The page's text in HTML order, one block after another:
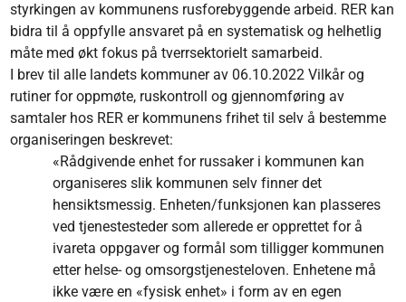
styrkingen av kommunens rusforebyggende arbeid. RER kan
bidra til å oppfylle ansvaret på en systematisk og helhetlig
måte med økt fokus på tverrsektorielt samarbeid.
I brev til alle landets kommuner av 06.10.2022 Vilkår og
rutiner for oppmøte, ruskontroll og gjennomføring av
samtaler hos RER er kommunens frihet til selv å bestemme
organiseringen beskrevet:
«Rådgivende enhet for russaker i kommunen kan
organiseres slik kommunen selv finner det
hensiktsmessig. Enheten/funksjonen kan plasseres
ved tjenestesteder som allerede er opprettet for å
ivareta oppgaver og formål som tilligger kommunen
etter helse- og omsorgstjenesteloven. Enhetene må
ikke være en «fysisk enhet» i form av en egen